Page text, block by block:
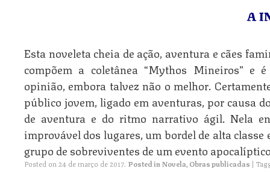
A
Esta noveleta cheia de ação, aventura e cães
compõem a coletânea “Mythos Mineiros”
opinião, embora talvez não o melhor.
público jovem, ligado em aventuras, por causa
de aventura e do ritmo narrativo ágil. Nela
improvável dos lugares, um bordel de alta
grupo de sobreviventes de um evento
Posted on 24 de março de 2017. Posted in Novela, Obras publicadas |